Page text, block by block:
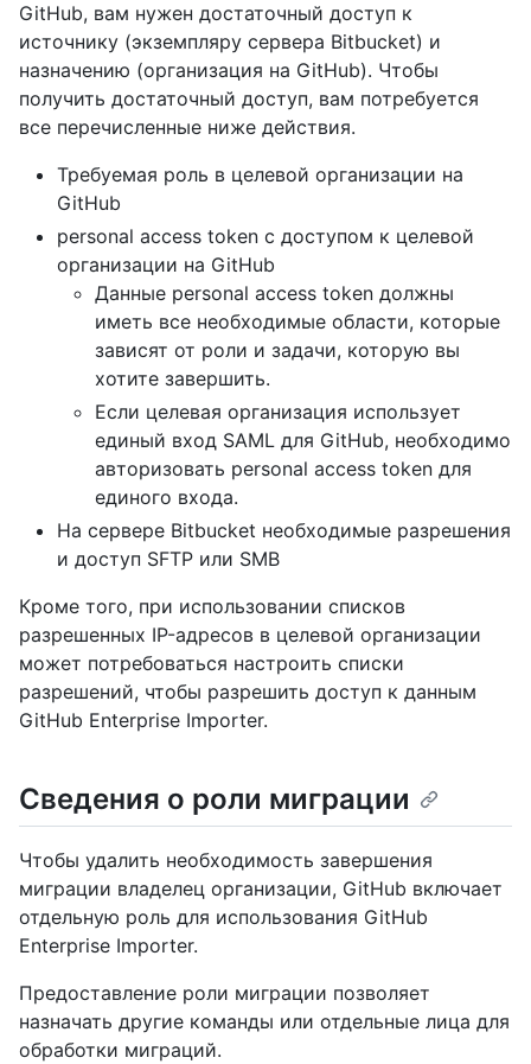
GitHub, вам нужен достаточный доступ к
источнику (экземпляру сервера Bitbucket) и
назначению (организация на GitHub). Чтобы
получить достаточный доступ, вам потребуется
все перечисленные ниже действия.
Требуемая роль в целевой организации на
GitHub
personal access token с доступом к целевой
организации на GitHub
Данные personal access token должны
иметь все необходимые области, которые
зависят от роли и задачи, которую вы
хотите завершить.
Если целевая организация использует
единый вход SAML для GitHub, необходимо
авторизовать personal access token для
единого входа.
На сервере Bitbucket необходимые разрешения
и доступ SFTP или SMB
Кроме того, при использовании списков
разрешенных IP-адресов в целевой организации
может потребоваться настроить списки
разрешений, чтобы разрешить доступ к данным
GitHub Enterprise Importer.
Сведения о роли миграции
Чтобы удалить необходимость завершения
миграции владелец организации, GitHub включает
отдельную роль для использования GitHub
Enterprise Importer.
Предоставление роли миграции позволяет
назначать другие команды или отдельные лица для
обработки миграций.